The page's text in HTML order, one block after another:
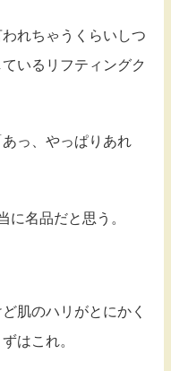
れちゃうくらいしつ
いるリフティングク
っ、やっぱりあれ
に名品だと思う。
肌のハリがとにかく
はこれ。